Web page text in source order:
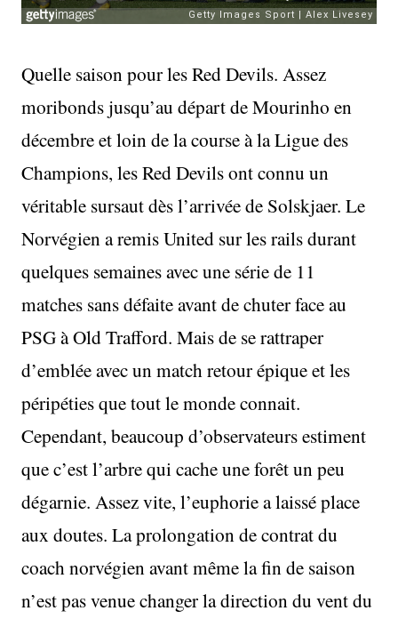
Quelle saison pour les Red Devils. Assez
moribonds jusqu’au départ de Mourinho en
décembre et loin de la course à la Ligue des
Champions, les Red Devils ont connu un
véritable sursaut dès l’arrivée de Solskjaer. Le
Norvégien a remis United sur les rails durant
quelques semaines avec une série de 11
matches sans défaite avant de chuter face au
PSG à Old Trafford. Mais de se rattraper
d’emblée avec un match retour épique et les
péripéties que tout le monde connait.
Cependant, beaucoup d’observateurs estiment
que c’est l’arbre qui cache une forêt un peu
dégarnie. Assez vite, l’euphorie a laissé place
aux doutes. La prolongation de contrat du
coach norvégien avant même la fin de saison
n’est pas venue changer la direction du vent du